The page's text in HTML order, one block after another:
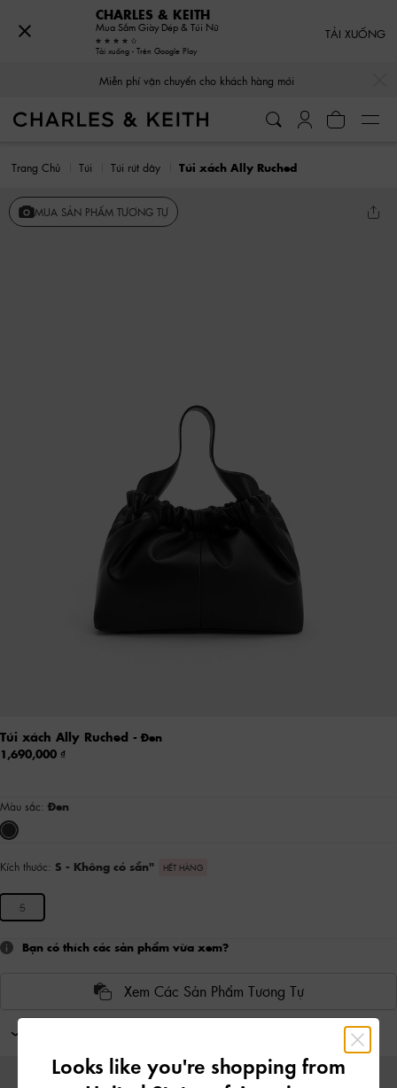
Miễn phí vận chuyển cho khách hàng mới
Trang Chủ Túi Túi rút dây Túi xách Ally Ruched
MUA SẢN PHẨM TƯƠNG TỰ
Túi xách Ally Ruched - Đen
1,690,000
Màu sắc: Đen
Kích thước: S - Không có sẵn" HẾT HÀNG
S
Bạn có thích các sản phẩm vừa xem?
Xem Các Sản Phẩm Tương Tự
CHARLES & KEITH
Mua Sắm Giày Dép & Túi Nữ
Tải xuống - Trên Google Play
TẢI XUỐNG
Looks like you're shopping from